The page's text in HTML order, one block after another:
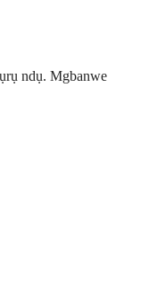
ndụ. Mgbanwe